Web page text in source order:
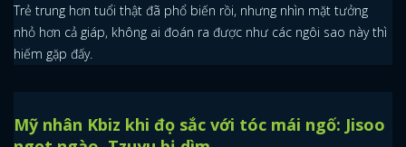
Trẻ trung hơn tuổi thật đã phổ biến rồi, nhưng nhìn mặt tưởng
nhỏ hơn cả giáp, không ai đoán ra được như các ngôi sao này thì
hiếm gặp đấy.